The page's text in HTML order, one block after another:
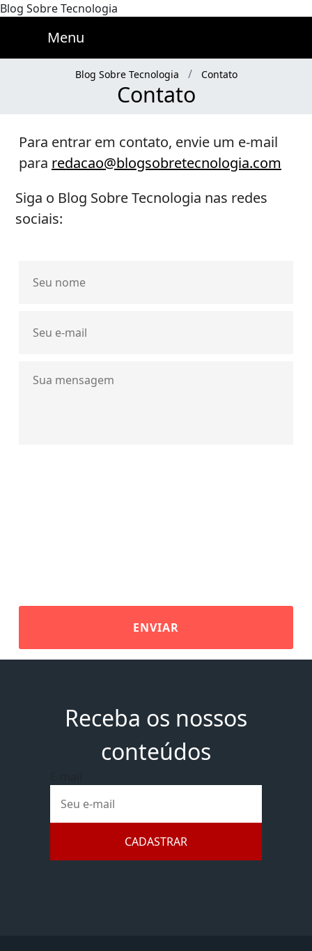
Blog Sobre Tecnologia
Menu
Blog Sobre Tecnologia Contato
Contato
Para entrar em contato, envie um e-mail
para redacao@blogsobretecnologia.com
Siga o Blog Sobre Tecnologia nas redes
sociais:
ENVIAR
Receba os nossos
conteúdos
CADASTRAR